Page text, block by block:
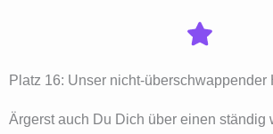
Platz 16: Unser nicht-überschwappender
Ärgerst auch Du Dich über einen ständig